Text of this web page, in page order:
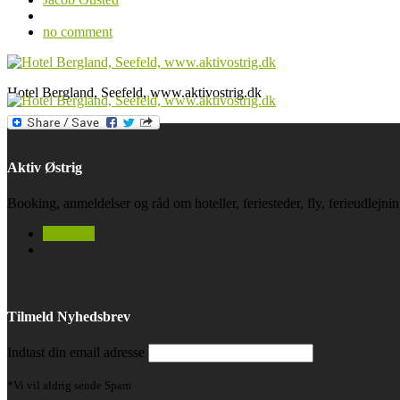
no comment
Hotel Bergland, Seefeld, www.aktivostrig.dk
Aktiv Østrig
Booking, anmeldelser og råd om hoteller, feriesteder, fly,
Tilmeld Nyhedsbrev
Indtast din email adresse
*Vi vil aldrig sende Spam